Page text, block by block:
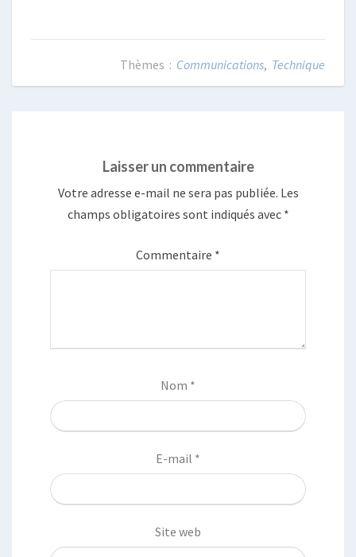
Communications, Technique
Laisser un commentaire
Votre adresse e-mail ne sera pas publiée. Les
champs obligatoires sont indiqués avec *
Commentaire *
Nom *
E-mail *
Site web